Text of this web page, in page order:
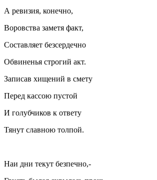
А ревизия, конечно,
Воровства заметя факт,
Составляет безсердечно
Обвиненья строгий акт.
Записав хищений в смету
Перед кассою пустой
И голубчиков к ответу
Тянут славною толпой.
Наи дни текут безпечно,-